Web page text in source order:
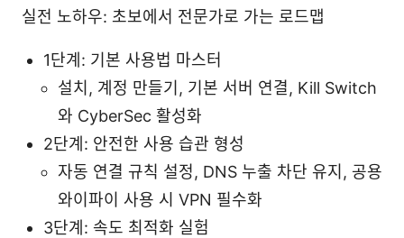
실전 노하우: 초보에서 전문가로 가는 로드맵
1단계: 기본 사용법 마스터
설치, 계정 만들기, 기본 서버 연결, Kill Switch
와 CyberSec 활성화
2단계: 안전한 사용 습관 형성
자동 연결 규칙 설정, DNS 누출 차단 유지, 공용
와이파이 사용 시 VPN 필수화
3단계: 속도 최적화 실험